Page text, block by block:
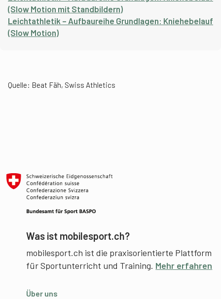
(Slow Motion mit Standbildern)
Leichtathletik – Aufbaureihe Grundlagen: Kniehebelauf
(Slow Motion)
Quelle: Beat Fäh, Swiss Athletics
Was ist mobilesport.ch?
mobilesport.ch ist die praxisorientierte Plattform
für Sportunterricht und Training. Mehr erfahren
Über uns